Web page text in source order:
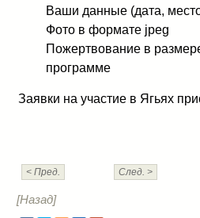
Ваши данные (дата,
Фото в формате jpeg
Пожертвование в
программе
Заявки на участие в Ягьях
< Пред. След. >
[Назад]